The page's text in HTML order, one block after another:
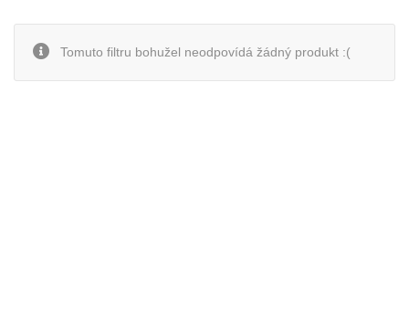
Tomuto filtru bohužel neodpovídá žádný produkt :(